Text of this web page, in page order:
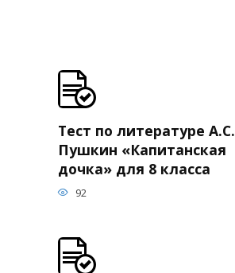
Тест по литературе А.С.
Пушкин «Капитанская
дочка» для 8 класса
92